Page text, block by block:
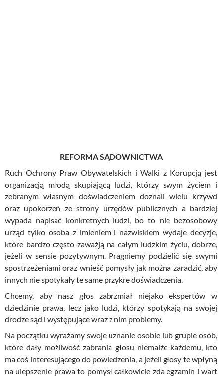
REFORMA SĄDOWNICTWA
Ruch Ochrony PrawObywatelskich i Walki z Korupcją jest
organizacją młodą skupiającą ludzi, którzy swym życiem i
zebranym własnym doświadczeniem doznali wielu krzywd
oraz upokorzeń ze strony urzędów publicznych a bardziej
wypada napisać konkretnych ludzi, bo to nie bezosobowy
urząd tylko osoba z imieniem i nazwiskiem wydaje decyzje,
które bardzo często zaważjąna całym ludzkim życiu, dobrze,
jeżeli w sensie pozytywnym. Pragniemy podzielić się swymi
spostrzeżeniami oraz wnieść pomysły jak można zaradzić, aby
innych nie spotykały te same przykre doświadczenia.
Chcemy, aby nasz głos zabrzmiał niejako ekspertów w
dziedzinie prawa, lecz jako ludzi, którzy spotykają na swojej
drodze sąd i występujące wraz z nim problemy.
Na początku wyrażamy swoje uznanie osobie lub grupie osób,
które dały możliwość zabrania głosu niemalże każdemu, kto
ma coś interesującego do powiedzenia, a jeżeli głosy te wpłyną
na ulepszenie prawa to pomysł całkowicie zda egzamin i wart